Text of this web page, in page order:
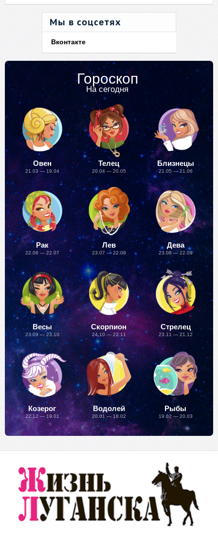
Мы в соцсетях
Вконтакте
Гороскоп
На сегодня
Овен
21.03 — 19.04
Телец
20.04 — 20.05
Близнецы
21.05 — 21.06
Рак
22.06 — 22.07
Лев
23.07 — 22.08
Дева
23.08 — 22.09
Весы
23.09 — 23.10
Скорпион
24.10 — 22.11
Стрелец
23.11 — 21.12
Козерог
22.12 — 19.01
Водолей
20.01 — 18.02
Рыбы
19.02 — 20.03